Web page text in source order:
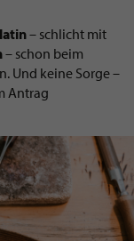
– schlicht mit
– schon beim
Und keine Sorge –
Antrag